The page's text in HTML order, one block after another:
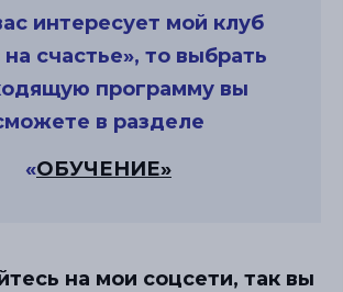
интересует мой клуб
счастье», то выбрать
программу вы
в разделе
«ОБУЧЕНИЕ»
на мои соцсети, так вы